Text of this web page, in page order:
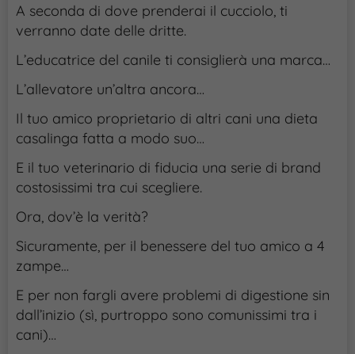
A seconda di dove prenderai il cucciolo, ti
verranno date delle dritte.
L’educatrice del canile ti consiglierà una marca…
L’allevatore un’altra ancora…
Il tuo amico proprietario di altri cani una dieta
casalinga fatta a modo suo…
E il tuo veterinario di fiducia una serie di brand
costosissimi tra cui scegliere.
Ora, dov’è la verità?
Sicuramente, per il benessere del tuo amico a 4
zampe…
E per non fargli avere problemi di digestione sin
dall’inizio (sì, purtroppo sono comunissimi tra i
cani)…